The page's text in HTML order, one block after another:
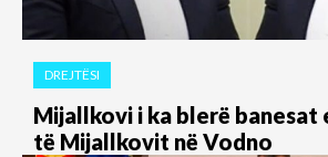
DREJTËSI
Mijallkovi i ka blerë banesat
të Mijallkovit në Vodno